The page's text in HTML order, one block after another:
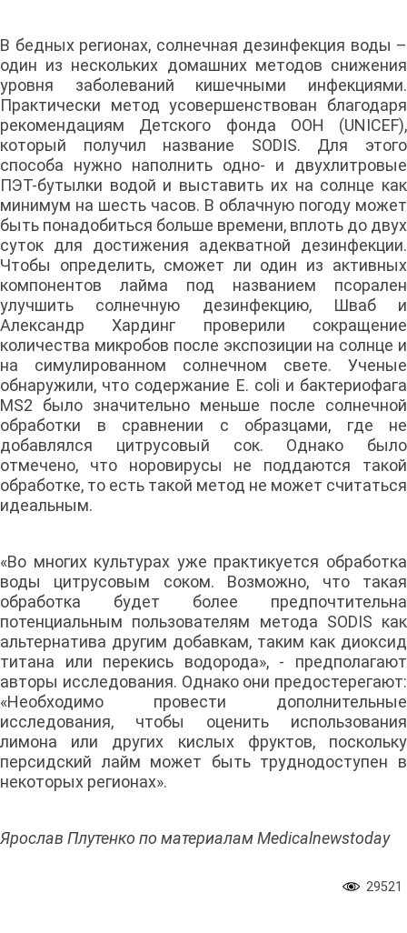
В бедных регионах, солнечная дезинфекция воды –
один из нескольких домашних методов снижения
уровня заболеваний кишечными инфекциями.
Практически метод усовершенствован благодаря
рекомендациям Детского фонда ООН (UNICEF),
который получил название SODIS. Для этого
способа нужно наполнить одно- и двухлитровые
ПЭТ-бутылки водой и выставить их на солнце как
минимум на шесть часов. В облачную погоду может
быть понадобиться больше времени, вплоть до двух
суток для достижения адекватной дезинфекции.
Чтобы определить, сможет ли один из активных
компонентов лайма под названием псорален
улучшить солнечную дезинфекцию, Шваб и
Александр Хардинг проверили сокращение
количества микробов после экспозиции на солнце и
на симулированном солнечном свете. Ученые
обнаружили, что содержание E. coli и бактериофага
MS2 было значительно меньше после солнечной
обработки в сравнении с образцами, где не
добавлялся цитрусовый сок. Однако было
отмечено, что норовирусы не поддаются такой
обработке, то есть такой метод не может считаться
идеальным.
«Во многих культурах уже практикуется обработка
воды цитрусовым соком. Возможно, что такая
обработка будет более предпочтительна
потенциальным пользователям метода SODIS как
альтернатива другим добавкам, таким как диоксид
титана или перекись водорода», - предполагают
авторы исследования. Однако они предостерегают:
«Необходимо провести дополнительные
исследования, чтобы оценить использования
лимона или других кислых фруктов, поскольку
персидский лайм может быть труднодоступен в
некоторых регионах».
Ярослав Плутенко по материалам Medicalnewstoday
29521